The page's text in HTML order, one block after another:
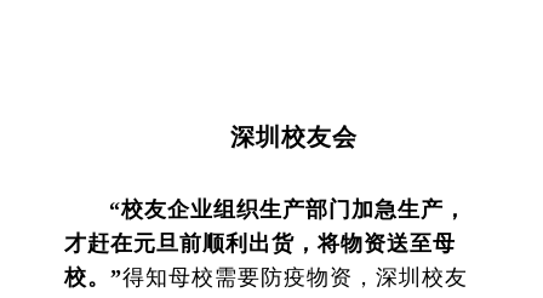
深圳校友会
“校友企业组织生产部门加急生产，
才赶在元旦前顺利出货，将物资送至母
校。”得知母校需要防疫物资，深圳校友